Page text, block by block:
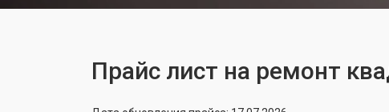
Прайс лист на ремонт